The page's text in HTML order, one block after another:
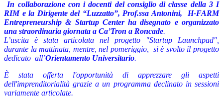
In collaborazione con i docenti del consiglio di classe della 3 I
RIM e la Dirigente del “Luzzatto”, Prof.ssa Antonini, H-FARM
Entrepreneurship & Startup Center ha disegnato e organizzato
una straordinaria giornata a Ca’Tron a Roncade.
L’uscita è stata articolata nel progetto "Startup Launchpad",
durante la mattinata, mentre, nel pomeriggio, si è svolto il progetto
dedicato all’Orientamento Universitario.
È stata offerta l'opportunità di apprezzare gli aspetti
dell'imprenditorialità grazie a un programma declinato in sessioni
variamente articolate.